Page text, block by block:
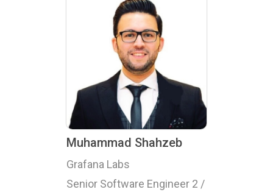
Muhammad Shahzeb
Grafana Labs
Senior Software Engineer 2 /